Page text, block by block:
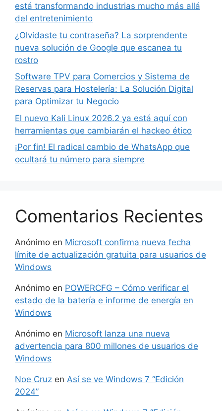
está transformando industrias mucho más allá
del entretenimiento
¿Olvidaste tu contraseña? La sorprendente
nueva solución de Google que escanea tu
rostro
Software TPV para Comercios y Sistema de
Reservas para Hostelería: La Solución Digital
para Optimizar tu Negocio
El nuevo Kali Linux 2026.2 ya está aquí con
herramientas que cambiarán el hackeo ético
¡Por fin! El radical cambio de WhatsApp que
ocultará tu número para siempre
Comentarios Recientes
Anónimo en Microsoft confirma nueva fecha
límite de actualización gratuita para usuarios de
Windows
Anónimo en POWERCFG – Cómo verificar el
estado de la batería e informe de energía en
Windows
Anónimo en Microsoft lanza una nueva
advertencia para 800 millones de usuarios de
Windows
Noe Cruz en Así se ve Windows 7 “Edición
2024”